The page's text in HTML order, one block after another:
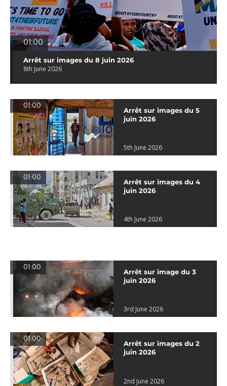
01:00
Arrêt sur images du 8 juin 2026
8th June 2026
01:00
Arrêt sur images du 5
juin 2026
5th June 2026
01:00
Arrêt sur images du 4
juin 2026
4th June 2026
01:00
Arrêt sur image du 3
juin 2026
3rd June 2026
01:00
Arrêt sur images du 2
juin 2026
2nd June 2026